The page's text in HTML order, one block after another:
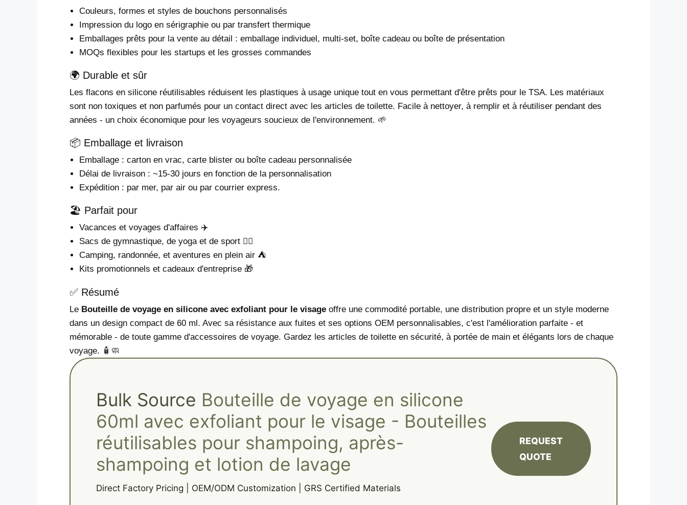
Couleurs, formes et styles de bouchons personnalisés
Impression du logo en sérigraphie ou par transfert thermique
Emballages prêts pour la vente au détail : emballage individuel, multi-set, boîte cadeau ou boîte de présentation
MOQs flexibles pour les startups et les grosses commandes
🌍 Durable et sûr
Les flacons en silicone réutilisables réduisent les plastiques à usage unique tout en vous permettant d'être prêts pour le TSA. Les matériaux
sont non toxiques et non parfumés pour un contact direct avec les articles de toilette. Facile à nettoyer, à remplir et à réutiliser pendant des
années - un choix économique pour les voyageurs soucieux de l'environnement. 🌱
📦 Emballage et livraison
Emballage : carton en vrac, carte blister ou boîte cadeau personnalisée
Délai de livraison : ~15-30 jours en fonction de la personnalisation
Expédition : par mer, par air ou par courrier express.
🏖 Parfait pour
Vacances et voyages d'affaires ✈️
Sacs de gymnastique, de yoga et de sport 🏋️‍♀️
Camping, randonnée, et aventures en plein air ⛺
Kits promotionnels et cadeaux d'entreprise 🎁
✅ Résumé
Le Bouteille de voyage en silicone avec exfoliant pour le visage offre une commodité portable, une distribution propre et un style moderne
dans un design compact de 60 ml. Avec sa résistance aux fuites et ses options OEM personnalisables, c'est l'amélioration parfaite - et
mémorable - de toute gamme d'accessoires de voyage. Gardez les articles de toilette en sécurité, à portée de main et élégants lors de chaque
voyage. 🧴🧼
Bulk Source Bouteille de voyage en silicone
60ml avec exfoliant pour le visage - Bouteilles
réutilisables pour shampoing, après-
shampoing et lotion de lavage
Direct Factory Pricing | OEM/ODM Customization | GRS Certified Materials
REQUEST
QUOTE